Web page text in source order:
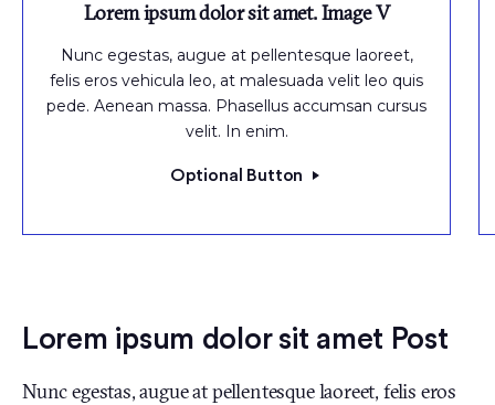
Lorem ipsum dolor sit amet. Image V
Nunc egestas, augue at pellentesque laoreet,
felis eros vehicula leo, at malesuada velit leo quis
pede. Aenean massa. Phasellus accumsan cursus
velit. In enim.
Optional Button
Lorem ipsum dolor sit amet Post
Nunc egestas, augue at pellentesque laoreet, felis eros